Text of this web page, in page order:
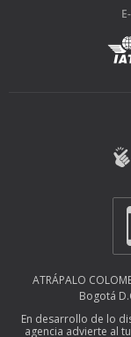
ATRÁPALO
Bogotá
En desarrollo de lo
agencia advierte al